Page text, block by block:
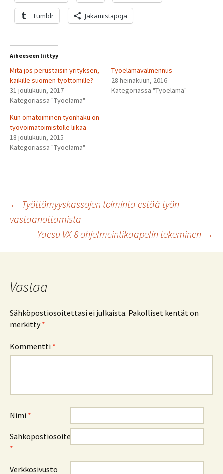
Tumblr Jakamistapoja
Aiheeseen liittyy
Mitä jos perustaisin yrityksen,
kaikille suomen työttömille?
31 joulukuun, 2017
Kategoriassa "Työelämä"
Työelämävalmennus
28 heinäkuun, 2016
Kategoriassa "Työelämä"
Kun omatoiminen työnhaku on
työvoimatoimistolle liikaa
18 joulukuun, 2015
Kategoriassa "Työelämä"
Artikkelien
selaus
← Työttömyyskassojen toiminta estää työn
vastaanottamista
Yaesu VX-8 ohjelmointikaapelin tekeminen →
Vastaa
Sähköpostiosoitettasi ei julkaista. Pakolliset kentät on
merkitty*
Kommentti *
Nimi *
Sähköpostiosoite
*
Verkkosivusto